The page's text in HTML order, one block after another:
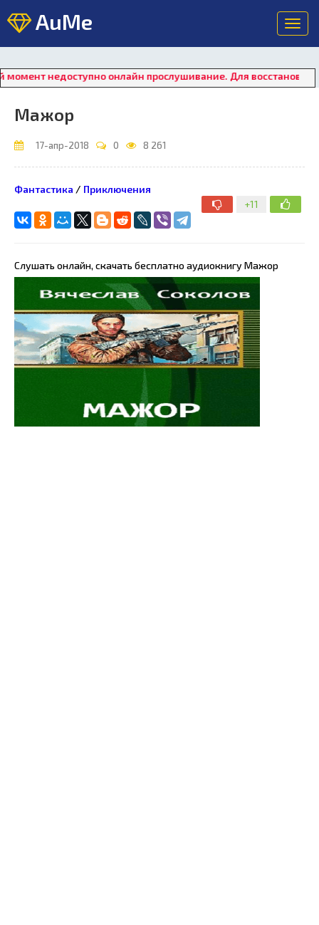
AuMe
онлайн прослушивание. Для восстановления
Мажор
17-апр-2018 0 8 261
+11
Фантастика / Приключения
Слушать онлайн, скачать бесплатно аудиокнигу Мажор